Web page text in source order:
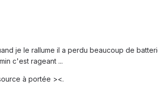
je le rallume il a perdu beaucoup de
c'est rageant ...
à portée ><.